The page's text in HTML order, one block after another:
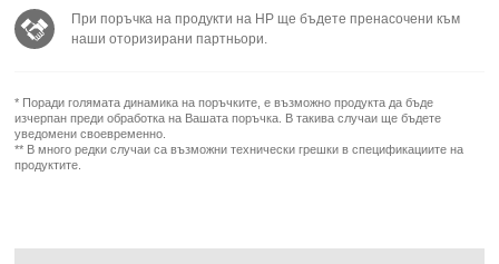
При поръчка на продукти на HP ще бъдете пренасочени към
наши оторизирани партньори.
* Поради голямата динамика на поръчките, е възможно продукта да бъде
изчерпан преди обработка на Вашата поръчка. В такива случаи ще бъдете
уведомени своевременно.
** В много редки случаи са възможни технически грешки в спецификациите на
продуктите.